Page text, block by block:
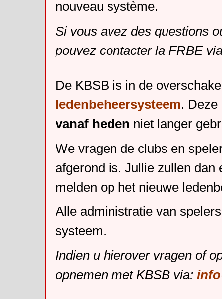
nouveau système.
Si vous avez des questions
pouvez contacter la FRBE
De KBSB is in de
ledenbeheersysteem. Deze
vanaf heden niet langer
We vragen de clubs en
afgerond is. Jullie zullen dan
melden op het nieuwe
Alle administratie van
systeem.
Indien u hierover vragen of
opnemen met KBSB via: